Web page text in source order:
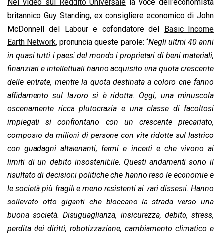
Nel video sul Reddito Universale la voce dell’economista
britannico Guy Standing, ex consigliere economico di John
McDonnell del Labour e cofondatore del Basic Income
Earth Network, pronuncia queste parole: “Negli ultmi 40 anni
in quasi tutti i paesi del mondo i proprietari di beni materiali,
finanziari e intellettuali hanno acquisito una quota crescente
delle entrate, mentre la quota destinata a coloro che fanno
affidamento sul lavoro si è ridotta. Oggi, una minuscola
oscenamente ricca plutocrazia e una classe di facoltosi
impiegati si confrontano con un crescente precariato,
composto da milioni di persone con vite ridotte sul lastrico
con guadagni altalenanti, fermi e incerti e che vivono ai
limiti di un debito insostenibile. Questi andamenti sono il
risultato di decisioni politiche che hanno reso le economie e
le società più fragili e meno resistenti ai vari dissesti. Hanno
sollevato otto giganti che bloccano la strada verso una
buona società. Disuguaglianza, insicurezza, debito, stress,
perdita dei diritti, robotizzazione, cambiamento climatico e